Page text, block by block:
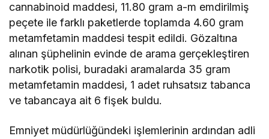
cannabinoid maddesi, 11.80 gram a-m emdirilmiş
peçete ile farklı paketlerde toplamda 4.60 gram
metamfetamin maddesi tespit edildi. Gözaltına
alınan şüphelinin evinde de arama gerçekleştiren
narkotik polisi, buradaki aramalarda 35 gram
metamfetamin maddesi, 1 adet ruhsatsız tabanca
ve tabancaya ait 6 fişek buldu.
Emniyet müdürlüğündeki işlemlerinin ardından adli